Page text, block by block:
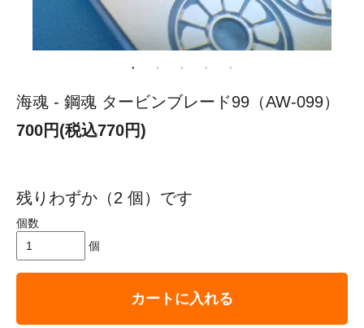
海魂 - 鋼魂 タービンブレード99（AW-099）
700円(税込770円)
残りわずか（2 個）です
個数
個
カートに入れる